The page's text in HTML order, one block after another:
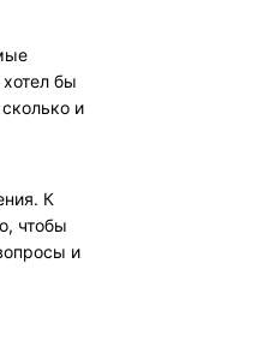
бы
и
К
чтобы
и